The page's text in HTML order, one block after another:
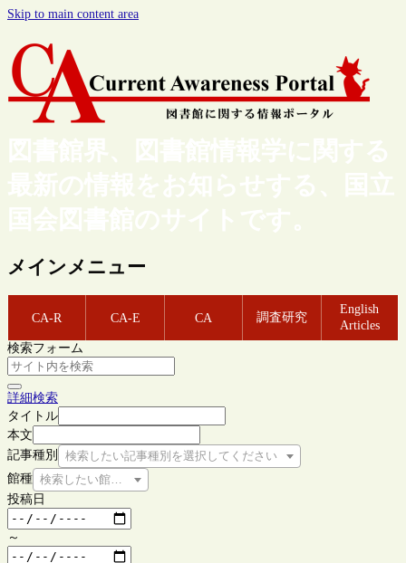
Skip to main content area
図書館界、図書館情報学に関する
最新の情報をお知らせする、国立
国会図書館のサイトです。
メインメニュー
CA-R CA-E CA 調査研究
English
Articles
検索フォーム
詳細検索
タイトル
本文
記事種別
検索したい記事種別を選択してください
館種 検索したい館種を選択してください
投稿日
～